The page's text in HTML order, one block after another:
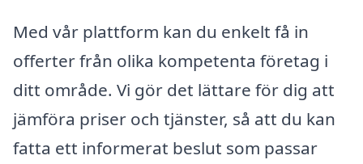
Med vår plattform kan du enkelt få in
offerter från olika kompetenta företag i
ditt område. Vi gör det lättare för dig att
jämföra priser och tjänster, så att du kan
fatta ett informerat beslut som passar